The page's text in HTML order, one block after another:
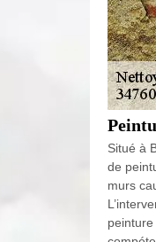
Situé à
de
murs